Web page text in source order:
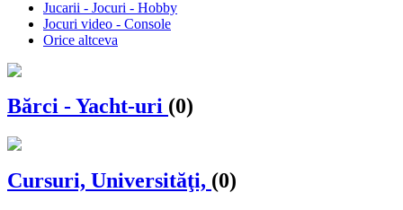
Jucarii - Jocuri - Hobby
Jocuri video - Console
Orice altceva
Bărci - Yacht-uri (0)
Cursuri, Universităţi, (0)